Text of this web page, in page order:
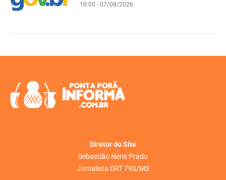
10:00 - 07/08/2026
Diretor do Site
Sebastião Neris Prado
Jornalista DRT 793/MS